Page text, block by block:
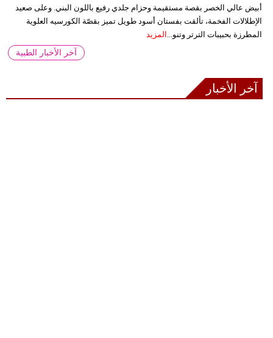
أبيض عالي الخصر بقصة مستقيمة وحزام جلدي رفيع باللون البني. وعلى صعيد
الإطلالات الفخمة، تألقت بفستان أسود طويل تميز بقصّة الكورسيه العلوية
المطرزة بحبيبات الترتر وتنو... المزيد
آخر الأخبار الطبية
آخر الأخبار